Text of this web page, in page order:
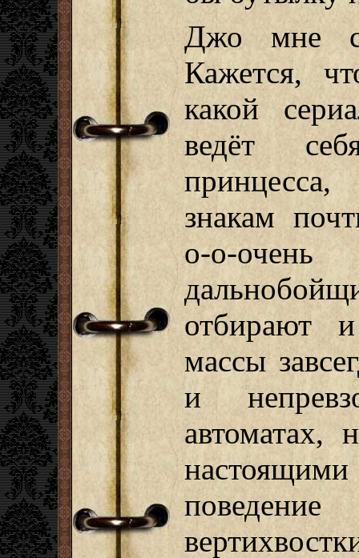
Джо мне
Кажется,
какой
ведёт
знакам
о-о-
отбирают
массы
и
автоматах,